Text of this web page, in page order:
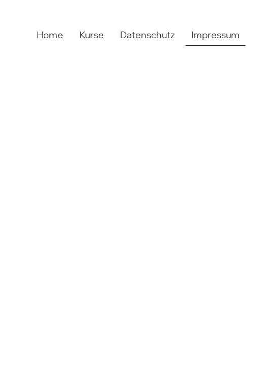
Home Kurse Datenschutz Impressum